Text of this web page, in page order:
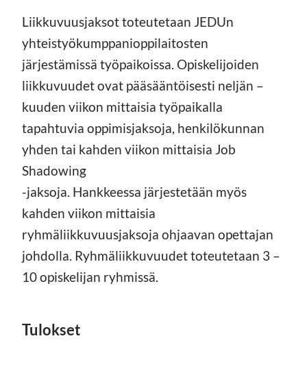
Liikkuvuusjaksot toteutetaan JEDUn
yhteistyökumppanioppilaitosten
järjestämissä työpaikoissa. Opiskelijoiden
liikkuvuudet ovat pääsääntöisesti neljän –
kuuden viikon mittaisia työpaikalla
tapahtuvia oppimisjaksoja, henkilökunnan
yhden tai kahden viikon mittaisia Job
Shadowing
-jaksoja. Hankkeessa järjestetään myös
kahden viikon mittaisia
ryhmäliikkuvuusjaksoja ohjaavan opettajan
johdolla. Ryhmäliikkuvuudet toteutetaan 3 –
10 opiskelijan ryhmissä.
Tulokset